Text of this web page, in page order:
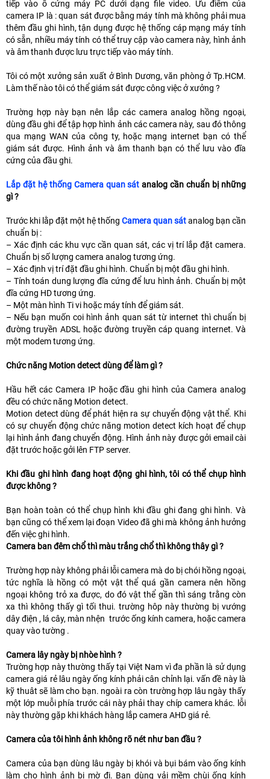
tiếp vào ổ cứng máy PC dưới dạng file video. Ưu điểm của
camera IP là : quan sát được bằng máy tính mà không phải mua
thêm đầu ghi hình, tận dụng được hệ thống cáp mạng máy tính
có sẵn, nhiều máy tính có thể truy cập vào camera này, hình ảnh
và âm thanh được lưu trực tiếp vào máy tính.
Tôi có một xưởng sản xuất ở Bình Dương, văn phòng ở Tp.HCM.
Làm thế nào tôi có thể giám sát được công việc ở xưởng ?
Trường hợp này bạn nên lắp các camera analog hồng ngoại,
dùng đầu ghi để tập hợp hình ảnh các camera này, sau đó thông
qua mạng WAN của công ty, hoặc mạng internet bạn có thể
giám sát được. Hình ảnh và âm thanh bạn có thể lưu vào đĩa
cứng của đầu ghi.
Lắp đặt hệ thống Camera quan sát analog cần chuẩn bị những
gì ?
Trước khi lằp đặt một hệ thống Camera quan sátanalog bạn cần
chuẩn bị :
– Xác định các khu vực cần quan sát, các vị trí lắp đặt camera.
Chuẩn bị số lượng camera analog tương ứng.
– Xác định vị trí đặt đầu ghi hình. Chuẩn bị một đầu ghi hình.
– Tính toán dung lượng đĩa cứng để lưu hình ảnh. Chuẩn bị một
đĩa cứng HD tương ứng.
– Một màn hình Ti vi hoặc máy tính để giám sát.
– Nếu bạn muốn coi hình ảnh quan sát từ internet thì chuẩn bị
đường truyền ADSL hoặc đường truyền cáp quang internet. Và
một modem tương ứng.
Chức năng Motion detect dùng để làm gì ?
Hầu hết các Camera IP hoặc đầu ghi hình của Camera analog
đều có chức năng Motion detect.
Motion detect dùng để phát hiện ra sự chuyển động vật thể. Khi
có sự chuyển động chức năng motion detect kích hoạt để chụp
lại hình ảnh đang chuyển động. Hình ảnh này được gởi email cài
đặt trước hoặc gởi lên FTP server.
Khi đầu ghi hình đang hoạt động ghi hình, tôi có thể chụp hình
được không ?
Bạn hoàn toàn có thể chụp hình khi đầu ghi đang ghi hình. Và
bạn cũng có thể xem lại đoạn Video đã ghi mà không ảnh hưởng
đến việc ghi hình.
Camera ban đêm chổ thì màu trắng chổ thì không thây gì ?
Trường hợp này không phải lỗi camera mà do bị chói hồng ngoại,
tức nghĩa là hồng có một vật thể quá gần camera nên hồng
ngoại không trỏ xa được, do đó vật thể gần thì sáng trằng còn
xa thì không thấy gì tối thui. trường hôp này thường bị vướng
dây điện , lá cây, màn nhện trước ống kính camera, hoặc camera
quay vào tường .
Camera lây ngày bị nhòe hình ?
Trường hợp này thường thấy tại Việt Nam vì đa phần là sử dụng
camera giá rẻ lâu ngày ống kính phải cân chỉnh lại. vấn đề này là
kỹ thuât sẽ làm cho bạn. ngoài ra còn trường hợp lâu ngày thấy
một lớp muỗi phía trước cái này phải thay chíp camera khác. lỗi
này thường gặp khi khách hàng lắp camera AHD giá rẻ.
Camera của tôi hình ảnh không rõ nét như ban đầu ?
Camera của bạn dùng lâu ngày bị khói và bụi bám vào ống kính
làm cho hình ảnh bị mờ đi. Bạn dùng vải mềm chùi ống kính